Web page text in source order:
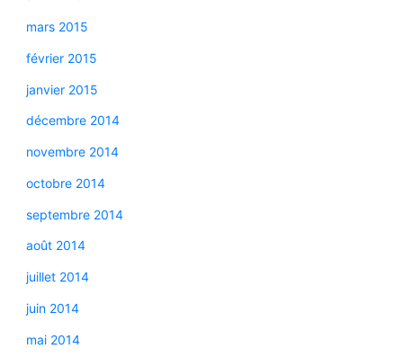
mars 2015
février 2015
janvier 2015
décembre 2014
novembre 2014
octobre 2014
septembre 2014
août 2014
juillet 2014
juin 2014
mai 2014